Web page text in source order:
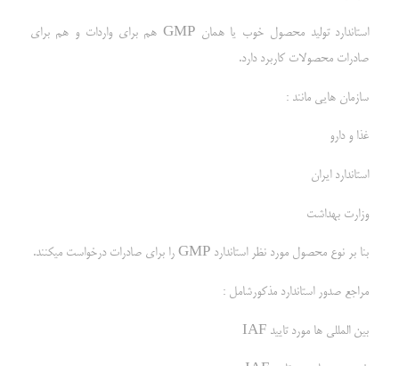
استاندارد تولید محصول خوب یا همان GMP هم برای واردات و هم برای
صادرات محصولات کاربرد دارد.
سازمان هایی مانند :
غذا و دارو
استاندارد ایران
وزارت بهداشت
بنا بر نوع محصول مورد نظر استاندارد GMP را برای صادرات درخواست میکنند.
مراجع صدور استاندارد مذکورشامل :
بین المللی ها مورد تایید IAF